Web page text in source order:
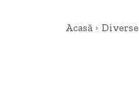
Acasă Diverse